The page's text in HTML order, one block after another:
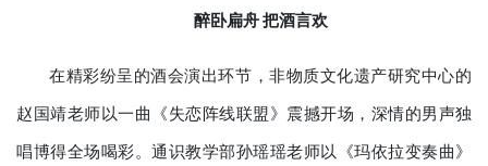
醉卧扁舟 把酒言欢
在精彩纷呈的酒会演出环节，非物质文化遗产研究中心的
赵国靖老师以一曲《失恋阵线联盟》震撼开场，深情的男声独
唱博得全场喝彩。通识教学部孙瑶瑶老师以《玛依拉变奏曲》